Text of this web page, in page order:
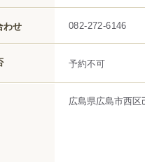
わせ 082-272-6146
予約不可
広島県広島市西区